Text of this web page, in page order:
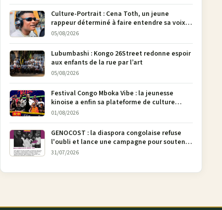
Culture-Portrait : Cena Toth, un jeune
rappeur déterminé à faire entendre sa voix à
Bunia
05/08/2026
Lubumbashi : Kongo 26Street redonne espoir
aux enfants de la rue par l’art
05/08/2026
Festival Congo Mboka Vibe : la jeunesse
kinoise a enfin sa plateforme de culture
urbaine
01/08/2026
GENOCOST : la diaspora congolaise refuse
l'oubli et lance une campagne pour soutenir
la pétition FONAREV depuis Bruxelles
31/07/2026